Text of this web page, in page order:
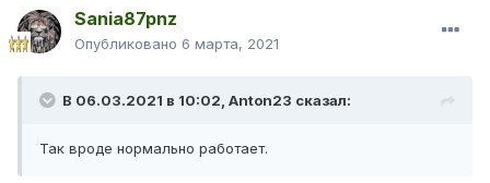
Sania87pnz
Опубликовано 6 марта, 2021
В 06.03.2021 в 10:02, Anton23 сказал:
Так вроде нормально работает.